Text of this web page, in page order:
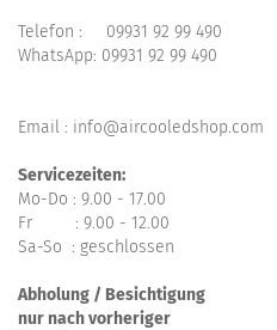
Telefon : 09931 92 99 490
WhatsApp: 09931 92 99 490
Email : info@aircooledshop.com
Servicezeiten:
Mo-Do : 9.00 - 17.00
Fr : 9.00 - 12.00
Sa-So : geschlossen
Abholung / Besichtigung
nur nach vorheriger